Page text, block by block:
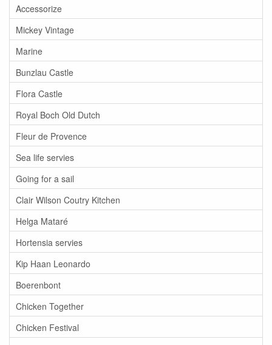
Accessorize
Mickey Vintage
Marine
Bunzlau Castle
Flora Castle
Royal Boch Old Dutch
Fleur de Provence
Sea life servies
Going for a sail
Clair Wilson Coutry Kitchen
Helga Mataré
Hortensia servies
Kip Haan Leonardo
Boerenbont
Chicken Together
Chicken Festival